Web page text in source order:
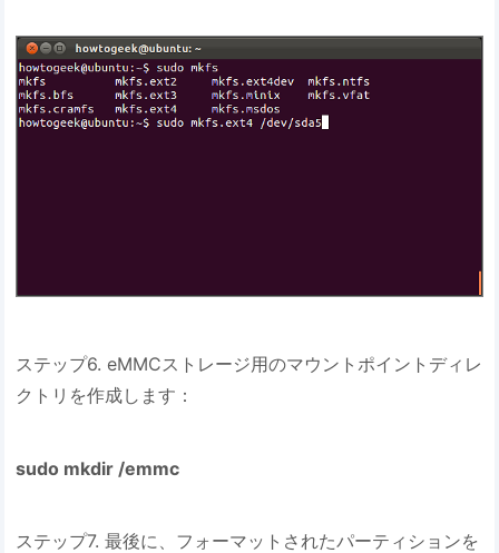
ステップ6. eMMCストレージ用のマウントポイントディレ
クトリを作成します：
sudo mkdir /emmc
ステップ7. 最後に、フォーマットされたパーティションを